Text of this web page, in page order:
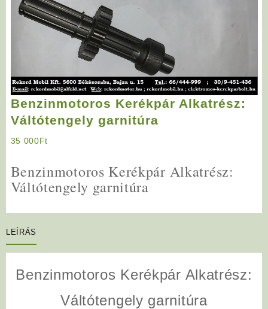
Benzinmotoros Kerékpár Alkatrész:
Váltótengely garnitúra
35 000Ft
Benzinmotoros Kerékpár Alkatrész:
Váltótengely garnitúra
LEÍRÁS
Benzinmotoros Kerékpár Alkatrész:
Váltótengely garnitúra